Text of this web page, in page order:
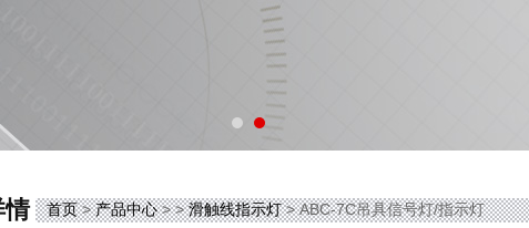
情 首页>产品中心> >滑触线指示灯> ABC-7C吊具信号灯/指示灯